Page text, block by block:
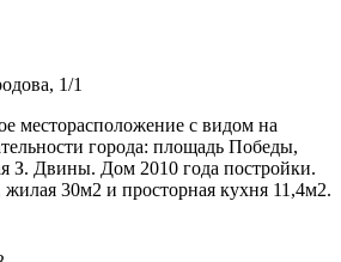
1/1
месторасположение с видом на
города: площадь Победы,
З. Двины. Дом 2010 года постройки.
30м2 и просторная кухня 11,4м2.